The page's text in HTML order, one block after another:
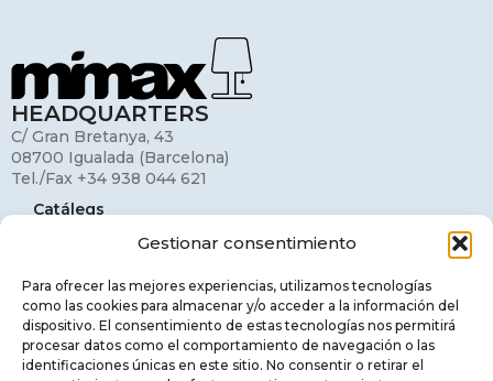
Gestionar consentimiento
Para ofrecer las mejores experiencias, utilizamos tecnologías
como las cookies para almacenar y/o acceder a la información del
dispositivo. El consentimiento de estas tecnologías nos permitirá
procesar datos como el comportamiento de navegación o las
identificaciones únicas en este sitio. No consentir o retirar el
HEADQUARTERS
C/ Gran Bretanya, 43
08700 Igualada (Barcelona)
Tel./Fax +34 938 044 621
Catálegs
El meu compte
Contacte
Avis legal
Política de privacitat